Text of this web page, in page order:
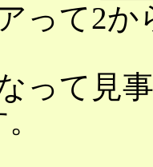
って2
って見